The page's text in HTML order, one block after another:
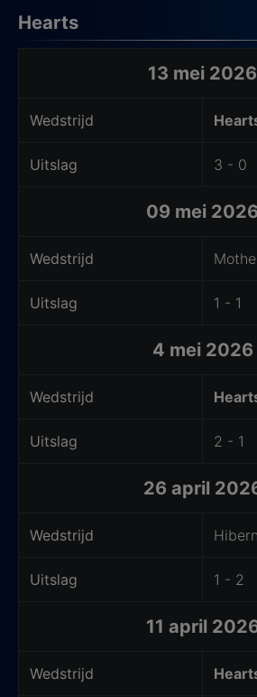
Hearts
13 mei 2026
Wedstrijd
Uitslag 3 - 0
09 mei 2026
Wedstrijd
Uitslag 1 - 1
4 mei 2026
Wedstrijd
Uitslag 2 - 1
26 april
Wedstrijd
Uitslag 1 - 2
11 april
Wedstrijd